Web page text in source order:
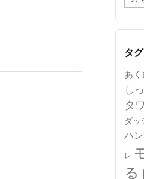
ー
カ
イ
タグ
あ
し
タ
ダッ
ハ
レ
る